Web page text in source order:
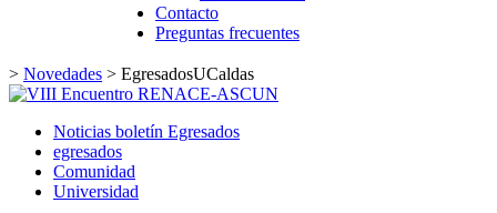
Contacto
Preguntas frecuentes
Preguntas frecuentes
> Novedades > EgresadosUCaldas
Noticias boletín Egresados
egresados
Comunidad
Universidad